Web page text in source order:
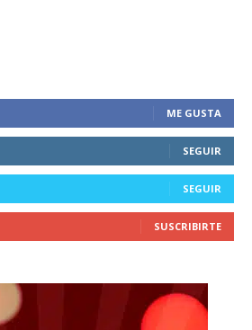
SUBSCRIBIRSE
ME GUSTA
SEGUIR
SEGUIR
SUSCRIBIRTE